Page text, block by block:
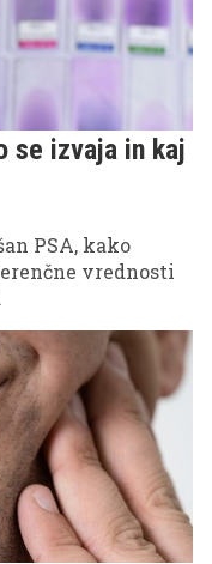
se izvaja in kaj
PSA, kako
vrednosti